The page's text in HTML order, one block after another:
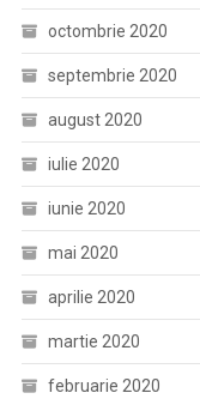
octombrie 2020
septembrie 2020
august 2020
iulie 2020
iunie 2020
mai 2020
aprilie 2020
martie 2020
februarie 2020